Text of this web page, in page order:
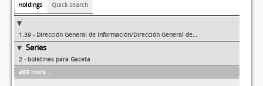
Holdings Quick search
1.39 - Dirección General de Información/Dirección General de Comunicación Social
Series
2 - boletines para Gaceta
489 more...